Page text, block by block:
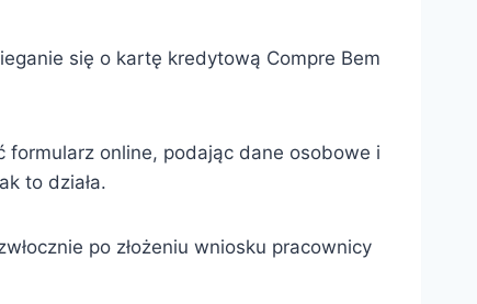
się o kartę kredytową Compre Bem
formularz online, podając dane osobowe i
to działa.
po złożeniu wniosku pracownicy